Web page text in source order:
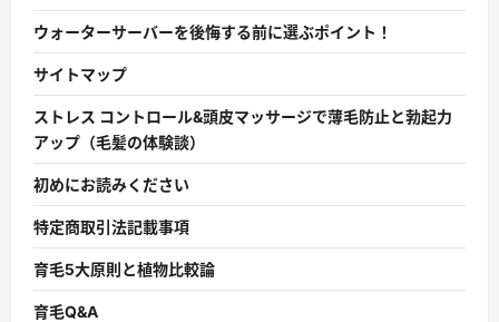
ウォーターサーバーを後悔する前に選ぶポイント！
サイトマップ
ストレス コントロール&頭皮マッサージで薄毛防止と勃起力
アップ（毛髪の体験談）
初めにお読みください
特定商取引法記載事項
育毛5大原則と植物比較論
育毛Q&A